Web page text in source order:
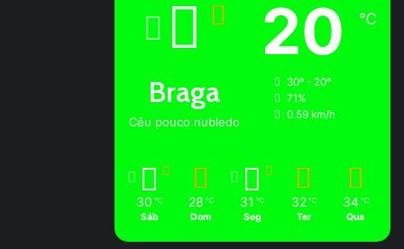
Braga
Céu pouco nubledo
20 ℃
30º - 20º
71%
0.59 km/h
30 ℃
Sáb
28 ℃
Dom
31 ℃
Seg
32 ℃
Ter
34 ℃
Qua